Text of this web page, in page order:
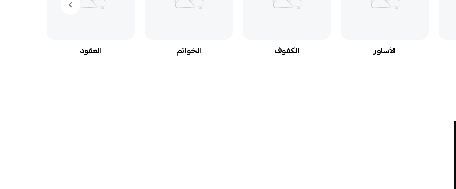
الأساور الكفوف الخواتم العقود